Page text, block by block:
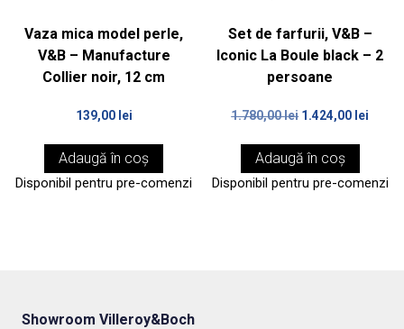
Vaza mica model perle,
V&B – Manufacture
Collier noir, 12 cm
139,00 lei
Adaugă în coș
Disponibil pentru pre-comenzi
Set de farfurii, V&B –
Iconic La Boule black – 2
persoane
1.780,00lei Prețul
a
fost:
1.780,00 lei.
1.424,00 lei
Adaugă în coș
Disponibil pentru pre-comenzi
Showroom Villeroy&Boch